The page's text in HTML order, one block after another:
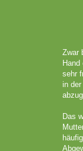
Zwar
sehr
in
Das